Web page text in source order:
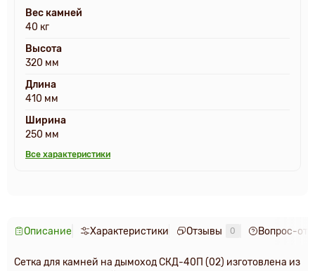
Вес камней
40 кг
Высота
320 мм
Длина
410 мм
Ширина
250 мм
Все характеристики
Описание Характеристики Отзывы 0 Вопрос-
Сетка для камней на дымоход СКД-40П (02) изготовлена из